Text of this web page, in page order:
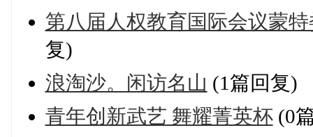
第八届人权教育国际会议蒙
复)
浪淘沙。闲访名山 (1篇回复)
青年创新武艺 舞耀菁英杯(0